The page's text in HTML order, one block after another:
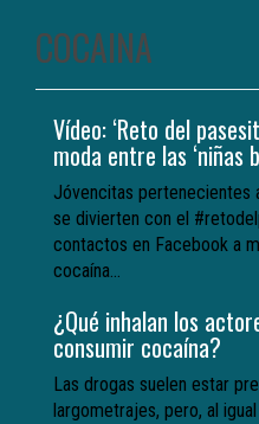
COCAINA
Vídeo: ‘Reto del
moda entre las ‘niñas
Jóvencitas pertenecientes
se divierten con el
contactos en Facebook a
cocaína...
¿Qué inhalan los
consumir cocaína?
Las drogas suelen estar
largometrajes, pero, al